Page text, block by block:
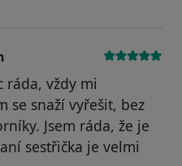
ráda, vždy mi
se snaží vyřešit, bez
Jsem ráda, že je
sestřička je velmi